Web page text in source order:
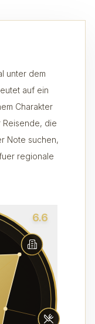
unter dem
auf ein
Charakter
Reisende, die
Note suchen,
regionale
6.6